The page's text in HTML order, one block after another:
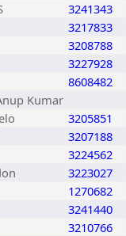
3241343
3217833
3208788
3227928
8608482
Kumar
3205851
3207188
3224562
3223027
1270682
3241440
3210766